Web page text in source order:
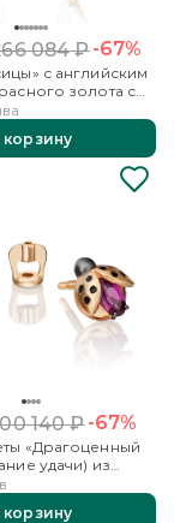
084₽-67%
с английским
золота с
эмалью
корзину
140₽-67%
«Драгоценный
удачи) из
с гранатом и
корзину